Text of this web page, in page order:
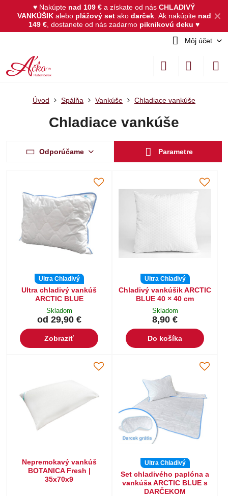
✕
♥ Nakúpte nad 109 € a získate od nás CHLADIVÝ
VANKÚŠIKalebo plážový set akodarček. Ak nakúpite nad
149 € , dostanete od nás zadarmo piknikovú deku ♥
Môj účet
Úvod Spálňa Vankúše Chladiace vankúše
Chladiace vankúše
Odporúčame Parametre
Ultra Chladivý
Ultra chladivý vankúš
ARCTIC BLUE
Skladom
od 29,90 €
Zobraziť
Ultra Chladivý
Chladivý vankúšik ARCTIC
BLUE 40 × 40 cm
Skladom
8,90 €
Do košíka
Nepremokavý vankúš
BOTANICA Fresh |
35x70x9
Ultra Chladivý
Set chladivého paplóna a
vankúša ARCTIC BLUE s
DARČEKOM